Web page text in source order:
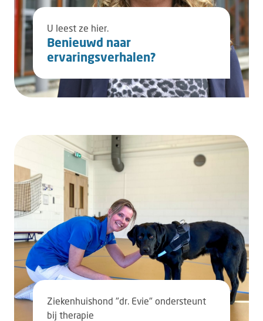
U leest ze hier.
Benieuwd naar
ervaringsverhalen?
Zie­ken­huis­hond "dr. Evie" on­der­steunt
bij the­ra­pie